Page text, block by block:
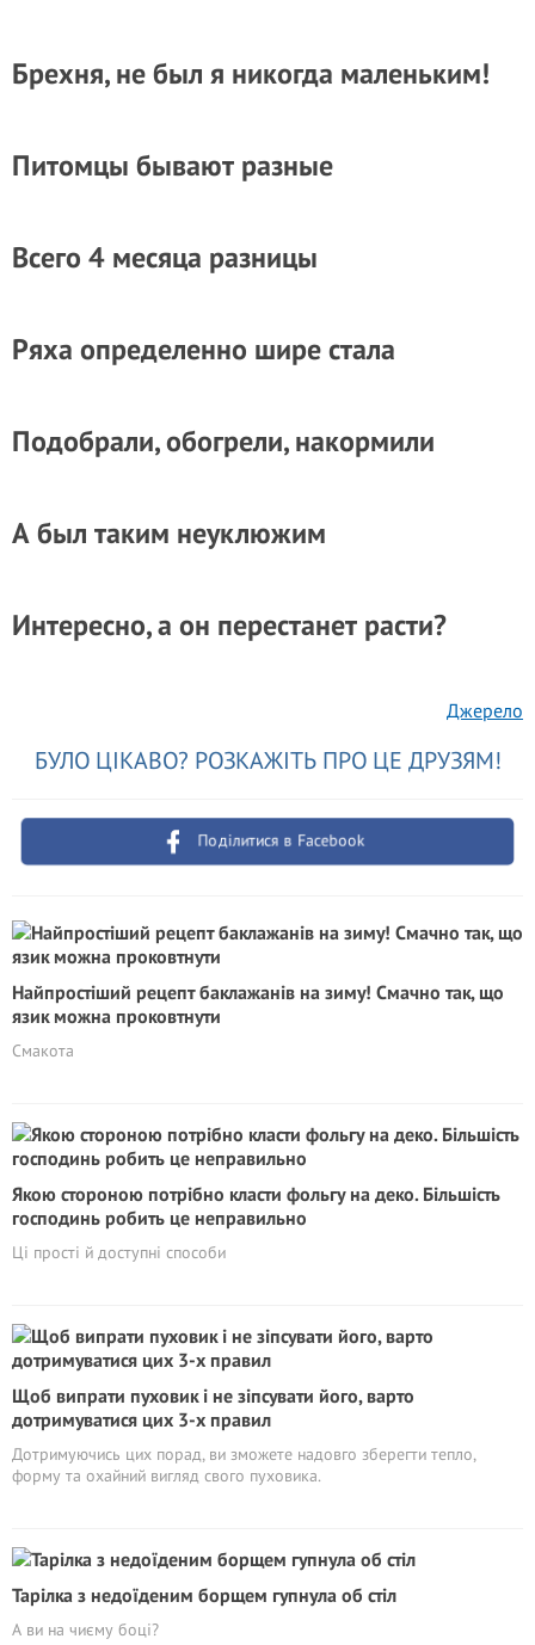
Брехня, не был я никогда маленьким!
Питомцы бывают разные
Всего 4 месяца разницы
Ряха определенно шире стала
Подобрали, обогрели, накормили
А был таким неуклюжим
Интересно, а он перестанет расти?
Джерело
БУЛО ЦІКАВО? РОЗКАЖІТЬ ПРО ЦЕ ДРУЗЯМ!
Поділитися в Facebook
Найпростіший рецепт баклажанів на зиму! Смачно так, що
язик можна проковтнути
Смакота
Якою стороною потрібно класти фольгу на деко. Більшість
господинь робить це неправильно
Ці прості й доступні способи
Щоб випрати пуховик і не зіпсувати його, варто
дотримуватися цих 3-х правил
Дотримуючись цих порад, ви зможете надовго зберегти тепло,
форму та охайний вигляд свого пуховика.
Тарілка з недоїденим борщем гупнула об стіл
А ви на чиєму боці?